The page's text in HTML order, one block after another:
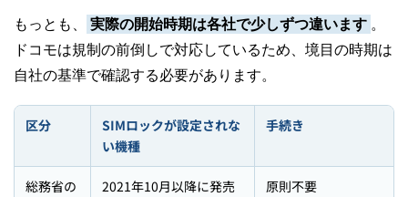
もっとも、 実際の開始時期は各社で少しずつ違います 。
ドコモは規制の前倒しで対応しているため、境目の時期は
自社の基準で確認する必要があります。
区分
SIMロックが設定されな
い機種
手続き
総務省の
2021年10月以降に発売
原則不要